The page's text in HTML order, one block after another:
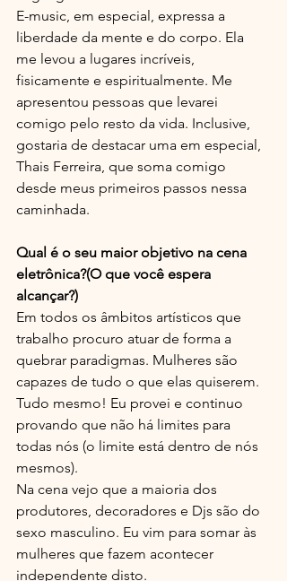
E-music, em especial, expressa a
liberdade da mente e do corpo. Ela
me levou a lugares incríveis,
fisicamente e espiritualmente. Me
apresentou pessoas que levarei
comigo pelo resto da vida. Inclusive,
gostaria de destacar uma em especial,
Thais Ferreira, que soma comigo
desde meus primeiros passos nessa
caminhada.
Qual é o seu maior objetivo na cena
eletrônica?(O que você espera
alcançar?)
Em todos os âmbitos artísticos que
trabalho procuro atuar de forma a
quebrar paradigmas. Mulheres são
capazes de tudo o que elas quiserem.
Tudo mesmo! Eu provei e continuo
provando que não há limites para
todas nós (o limite está dentro de nós
mesmos).
Na cena vejo que a maioria dos
produtores, decoradores e Djs são do
sexo masculino. Eu vim para somar às
mulheres que fazem acontecer
independente disto.